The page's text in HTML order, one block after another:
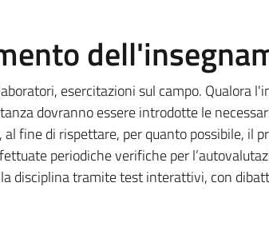
esercitazioni sul campo. Qualora
dovranno essere introdotte le
fine di rispettare, per quanto possibile, il
periodiche verifiche per
disciplina tramite test interattivi, con